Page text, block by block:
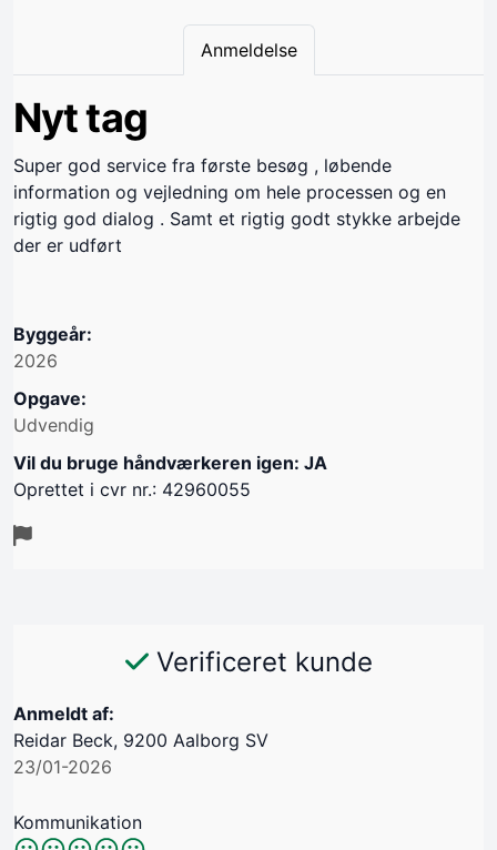
Anmeldelse
Nyt tag
Super god service fra første besøg , løbende
information og vejledning om hele processen og en
rigtig god dialog . Samt et rigtig godt stykke arbejde
der er udført
Byggeår:
2026
Opgave:
Udvendig
Vil du bruge håndværkeren igen: JA
Oprettet i cvr nr.: 42960055
Verificeret kunde
Anmeldt af:
Reidar Beck, 9200 Aalborg SV
23/01-2026
Kommunikation